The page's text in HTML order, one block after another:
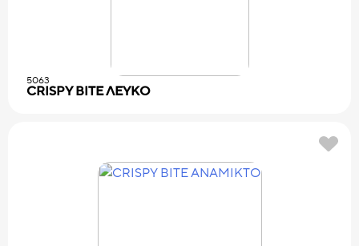
5063
CRISPY BITE ΛΕΥΚΟ